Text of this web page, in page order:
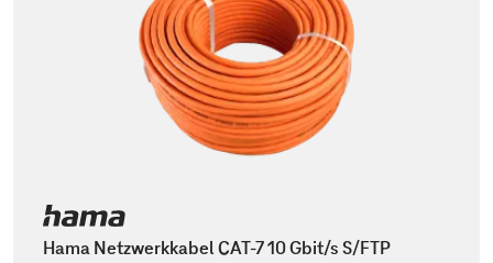
Hama Netzwerkkabel CAT-7 10 Gbit/s S/FTP